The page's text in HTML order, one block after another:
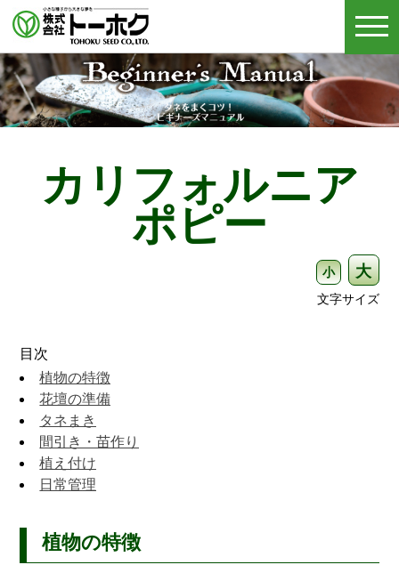
カリフォルニア
ポピー
小 大
文字サイズ
目次
植物の特徴
花壇の準備
タネまき
間引き・苗作り
植え付け
日常管理
植物の特徴